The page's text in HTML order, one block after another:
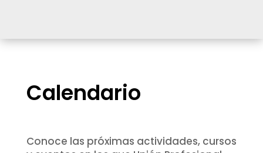
Calendario
Conoce las próximas actividades, cursos